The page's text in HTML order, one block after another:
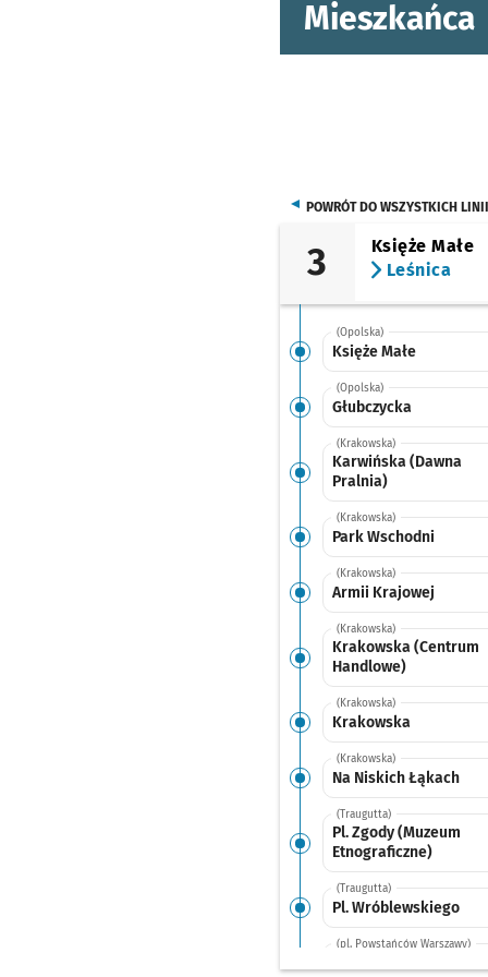
Mieszkańca
POWRÓT DO WSZYSTKICH LINII
3
Księże Małe
Leśnica
(Opolska)
Księże Małe
(Opolska)
Głubczycka
(Krakowska)
Karwińska (Dawna
Pralnia)
(Krakowska)
Park Wschodni
(Krakowska)
Armii Krajowej
(Krakowska)
Krakowska (Centrum
Handlowe)
(Krakowska)
Krakowska
(Krakowska)
Na Niskich Łąkach
(Traugutta)
Pl. Zgody (Muzeum
Etnograficzne)
(Traugutta)
Pl. Wróblewskiego
(pl. Powstańców Warszawy)